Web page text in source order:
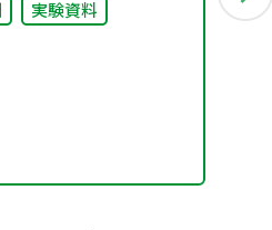
実験資料